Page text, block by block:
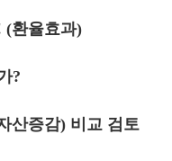
(환율효과)
?
산증감) 비교 검토